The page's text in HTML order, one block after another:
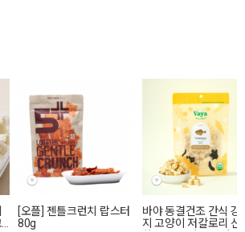
[오플] 젠틀크런치 랍스터
80g
바야 동결건조 간식 강
지 고양이 저칼로리 신